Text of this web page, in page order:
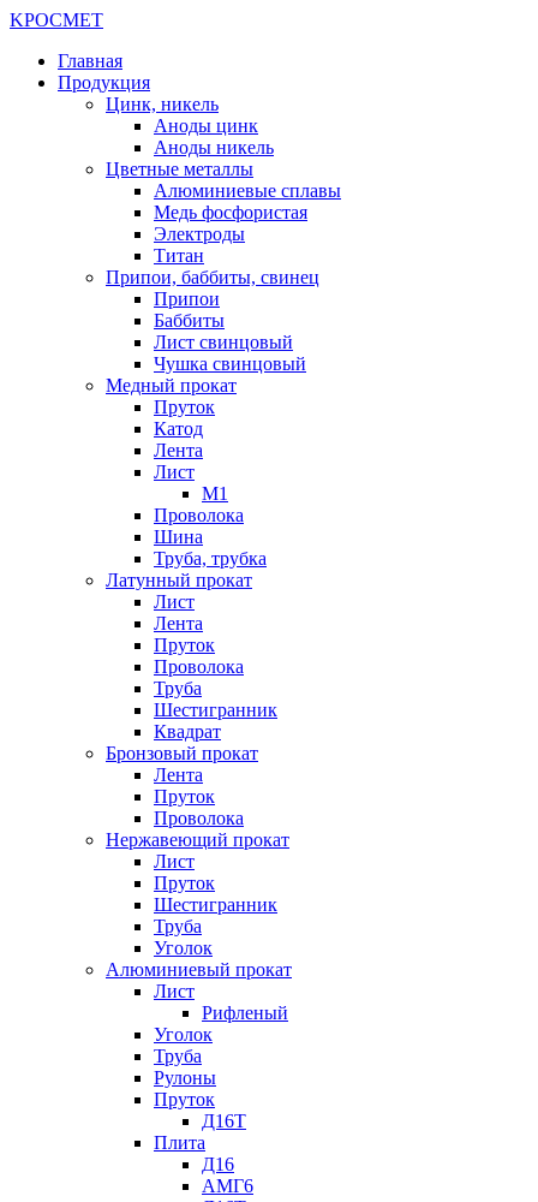
KРОСМЕТ
Главная
Продукция
Цинк, никель
Аноды цинк
Аноды никель
Цветные металлы
Алюминиевые сплавы
Медь фосфористая
Электроды
Титан
Припои, баббиты, свинец
Припои
Баббиты
Лист свинцовый
Чушка свинцовый
Медный прокат
Пруток
Катод
Лента
Лист
М1
Проволока
Шина
Труба, трубка
Латунный прокат
Лист
Лента
Пруток
Проволока
Труба
Шестигранник
Квадрат
Бронзовый прокат
Лента
Пруток
Проволока
Нержавеющий прокат
Лист
Пруток
Шестигранник
Труба
Уголок
Алюминиевый прокат
Лист
Рифленый
Уголок
Труба
Рулоны
Пруток
Д16Т
Плита
Д16
АМГ6